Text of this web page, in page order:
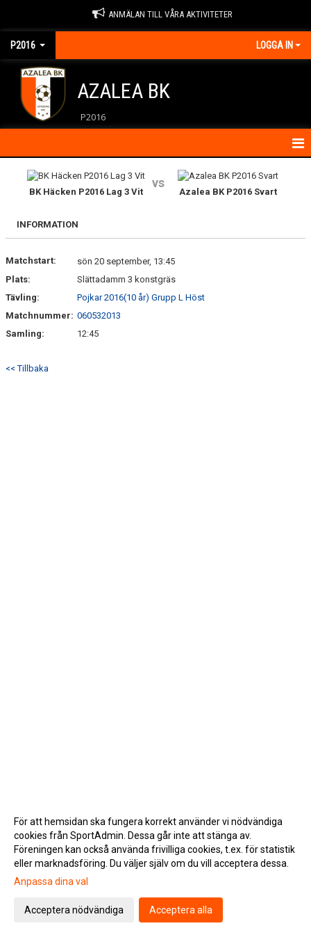
ANMÄLAN TILL VÅRA AKTIVITETER
P2016 LOGGA IN
AZALEA BK
P2016
KONTAKT
NYHETER
BK Häcken P2016 Lag 3 Vit
vs
Azalea BK P2016 Svart
INFORMATION
Matchstart:
sön 20 september, 13:45
Plats:
Slättadamm 3 konstgräs
Tävling:
Pojkar 2016(10 år) Grupp L Höst
Matchnummer: 060532013
Samling:
12:45
<< Tillbaka
Gå till Webbversion
För att hemsidan ska fungera korrekt använder vi nödvändiga
cookies från SportAdmin. Dessa går inte att stänga av.
Föreningen kan också använda frivilliga cookies, t.ex. för statistik
eller marknadsföring. Du väljer själv om du vill acceptera dessa.
Anpassa dina val
Acceptera nödvändiga Acceptera alla